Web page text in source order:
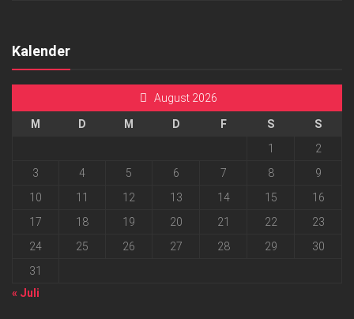
Kalender
August 2026
M D M D F S
S
1
2
3
4 5 6 7 8
9
10
11 12 13 14 15
16
17
18 19 20 21 22
23
24
25 26 27 28 29
30
31
« Juli